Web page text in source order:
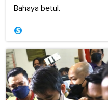
Bahaya betul.